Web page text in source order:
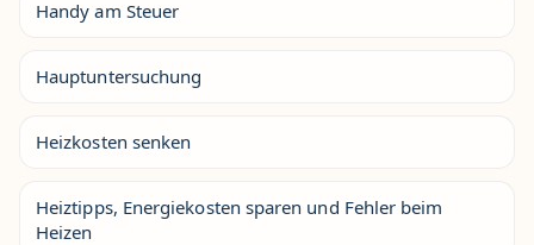
Handy am Steuer
Hauptuntersuchung
Heizkosten senken
Heiztipps, Energiekosten sparen und Fehler beim
Heizen